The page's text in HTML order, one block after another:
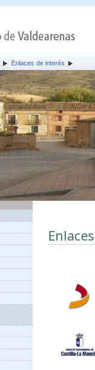
Enlaces de interés